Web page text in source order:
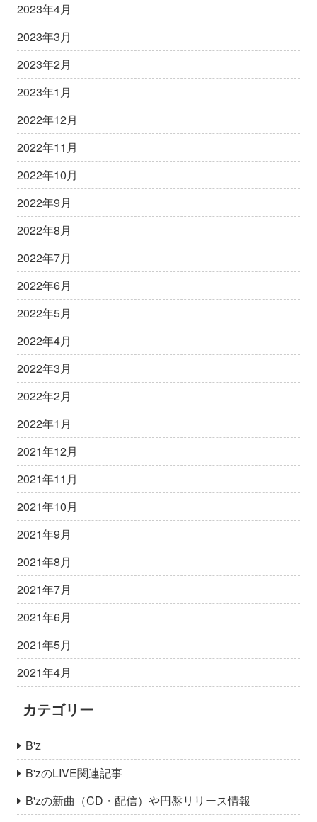
2023年4月
2023年3月
2023年2月
2023年1月
2022年12月
2022年11月
2022年10月
2022年9月
2022年8月
2022年7月
2022年6月
2022年5月
2022年4月
2022年3月
2022年2月
2022年1月
2021年12月
2021年11月
2021年10月
2021年9月
2021年8月
2021年7月
2021年6月
2021年5月
2021年4月
カテゴリー
B'z
B'zのLIVE関連記事
B'zの新曲（CD・配信）や円盤リリース情報